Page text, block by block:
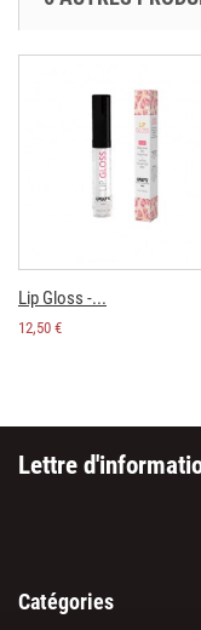
Lip Gloss -...
12,50 €
Lettre
Catégories